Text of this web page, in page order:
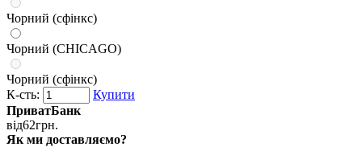
Чорний (сфінкс)
Чорний (CHICAGO)
Чорний (сфінкс)
К-сть:
Купити
ПриватБанк
від62грн.
Як ми доставляємо?